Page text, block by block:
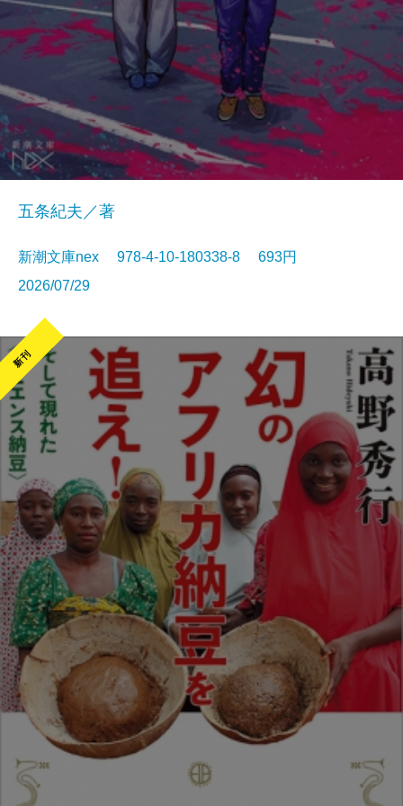
五条紀夫／著
新潮文庫nex 978-4-10-180338-8 693円
2026/07/29
新刊